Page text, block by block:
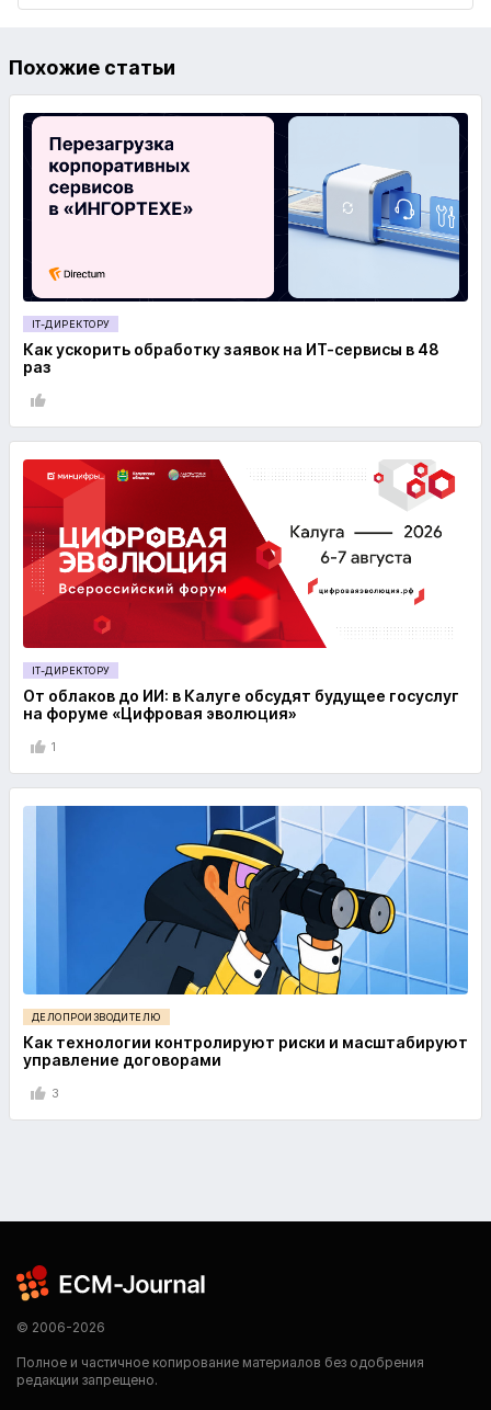
Похожие статьи
IT-ДИРЕКТОРУ
Как ускорить обработку заявок на ИТ-сервисы в 48
раз
IT-ДИРЕКТОРУ
От облаков до ИИ: в Калуге обсудят будущее госуслуг
на форуме «Цифровая эволюция»
1
ДЕЛОПРОИЗВОДИТЕЛЮ
Как технологии контролируют риски и масштабируют
управление договорами
3
© 2006-2026
Полное и частичное копирование материалов без одобрения
редакции запрещено.